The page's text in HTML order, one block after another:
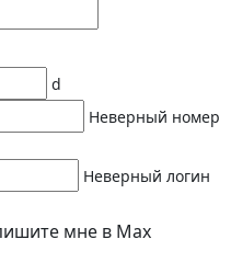
d
Неверный номер
Неверный логин
мне в Max